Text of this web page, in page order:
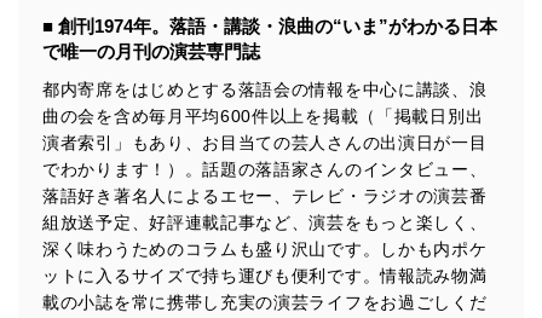
供・開示は行いません。当社においてはこれらの取り組
みを確実にするため、従業者等の教育を徹底してまいり
ます。また、目的外利用を行わないために、適切な管理
措置を講じます。
法令遵守
当社は、個人情報に関連する法令、国が定める指針及び
その他の規範を遵守します。また、当社の管理の仕組み
に、これらの法令及びその他の規範を常に適合させま
す。
個人情報の安全管理措置
■ 創刊1974年。落語・講談・浪曲の“いま”がわかる日本
で唯一の月刊の演芸専門誌
都内寄席をはじめとする落語会の情報を中心に講談、浪
曲の会を含め毎月平均600件以上を掲載（「掲載日別出
演者索引」もあり、お目当ての芸人さんの出演日が一目
でわかります！）。話題の落語家さんのインタビュー、
落語好き著名人によるエセー、テレビ・ラジオの演芸番
組放送予定、好評連載記事など、演芸をもっと楽しく、
深く味わうためのコラムも盛り沢山です。しかも内ポケ
ットに入るサイズで持ち運びも便利です。情報読み物満
載の小誌を常に携帯し充実の演芸ライフをお過ごしくだ